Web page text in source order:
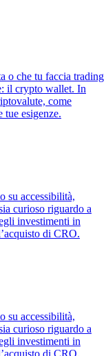
o che tu faccia trading
il crypto wallet. In
come
tue esigenze.
su accessibilità,
curioso riguardo a
investimenti in
di CRO.
su accessibilità,
curioso riguardo a
investimenti in
di CRO.